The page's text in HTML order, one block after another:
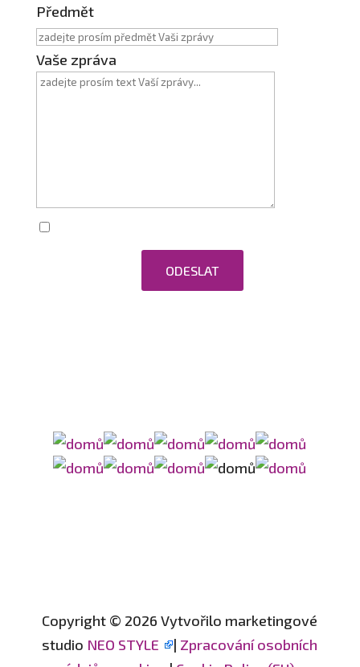
Předmět
Vaše zpráva
ODESLAT
Copyright © 2026 Vytvořilo marketingové
studio NEO STYLE | Zpracování osobních